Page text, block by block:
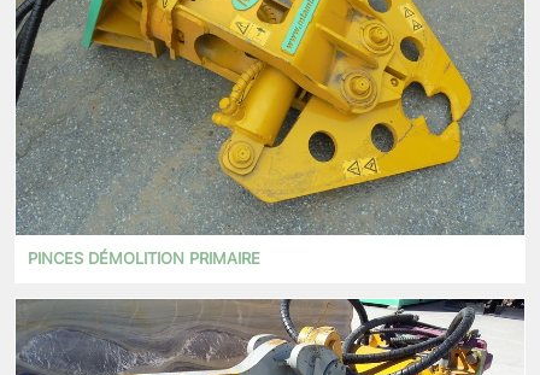
PINCES DÉMOLITION PRIMAIRE